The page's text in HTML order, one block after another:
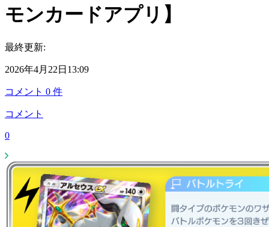
モンカードアプリ】
最終更新:
2026年4月22日13:09
コメント 0 件
コメント
0